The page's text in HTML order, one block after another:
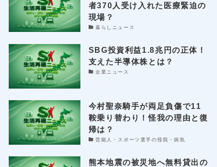
者370人受け入れた医療緊迫の
現場？
暮らしニュース
SBG投資利益1.8兆円の正体！
支えた半導体株とは？
企業ニュース
今村聖奈騎手が両足負傷で11
鞍乗り替わり！怪我の理由と復
帰は？
芸能人・スポーツ選手の怪我・病気
熊本地震の被災地へ無料貸出の